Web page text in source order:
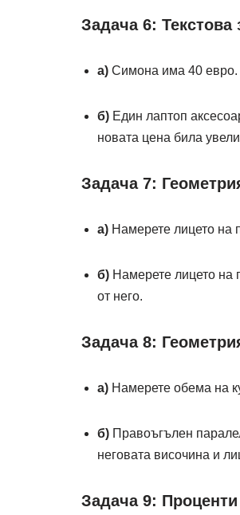
Задача 6:
а) Симона има 40 евро.
б) Един лаптоп
новата цена била
Задача 7:
а) Намерете лицето на
б) Намерете лицето на
от него.
Задача 8:
а) Намерете обема на
б) Правоъгълен
неговата височина и
Задача 9: Проценти